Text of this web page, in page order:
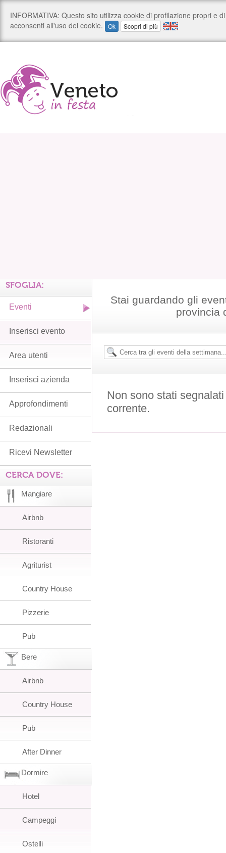
Stai guardando gli
provincia
Non sono stati
corrente.
SFOGLIA:
Eventi
Inserisci evento
Area utenti
Inserisci azienda
Approfondimenti
Redazionali
Ricevi Newsletter
CERCA DOVE:
Mangiare
Airbnb
Ristoranti
Agriturist
Country House
Pizzerie
Pub
Bere
Airbnb
Country House
Pub
After Dinner
Dormire
Hotel
Campeggi
Ostelli